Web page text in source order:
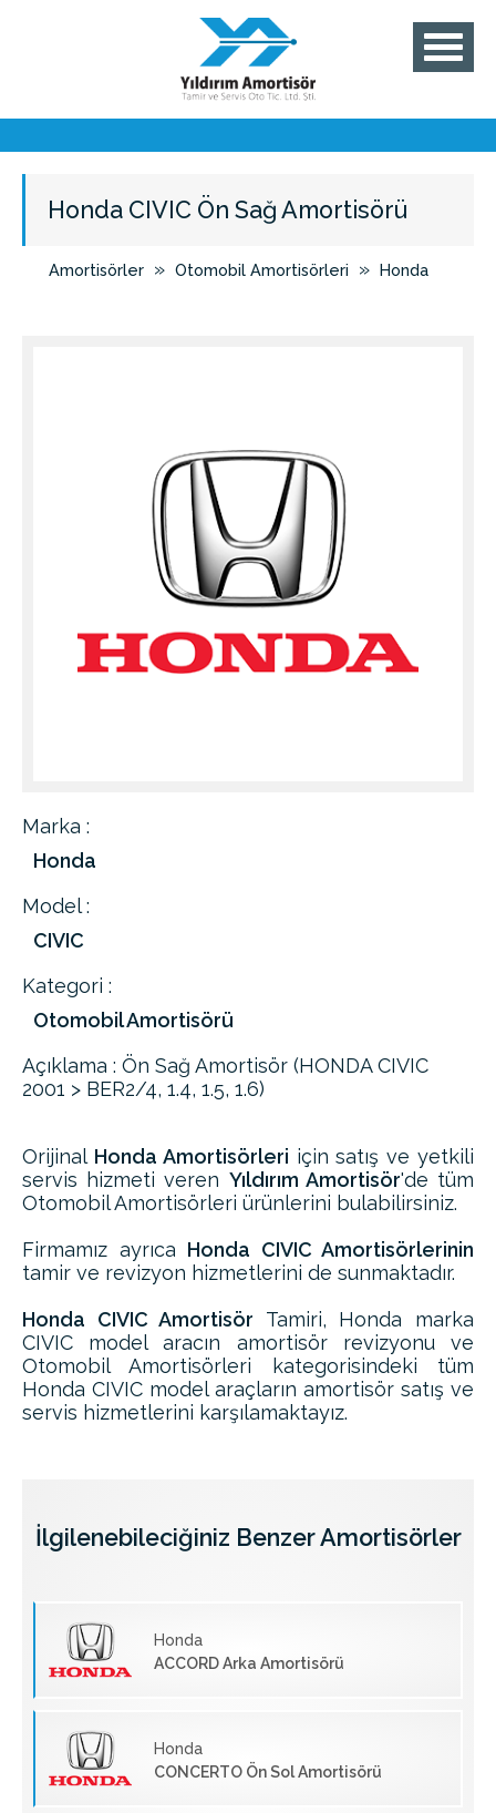
Honda CIVIC Ön Sağ Amortisörü
Amortisörler » Otomobil Amortisörleri » Honda
Marka :
Honda
Model :
CIVIC
Kategori :
Otomobil Amortisörü
Açıklama : Ön Sağ Amortisör (HONDA CIVIC
2001 > BER2/4, 1.4, 1.5, 1.6)
Orijinal Honda Amortisörleri için satış ve yetkili
servis hizmeti veren Yıldırım Amortisör'de tüm
Otomobil Amortisörleri ürünlerini bulabilirsiniz.
Firmamız ayrıca Honda CIVIC Amortisörlerinin
tamir ve revizyon hizmetlerini de sunmaktadır.
Honda CIVIC Amortisör Tamiri, Honda marka
CIVIC model aracın amortisör revizyonu ve
Otomobil Amortisörleri kategorisindeki tüm
Honda CIVIC model araçların amortisör satış ve
servis hizmetlerini karşılamaktayız.
İlgilenebileciğiniz Benzer Amortisörler
Honda
ACCORD Arka Amortisörü
Honda
CONCERTO Ön Sol Amortisörü